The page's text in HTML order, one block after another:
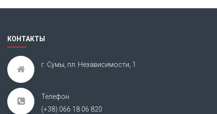
КОНТАКТЫ
г. Сумы, пл. Независимости, 1
Телефон
(+38) 066 18 06 820